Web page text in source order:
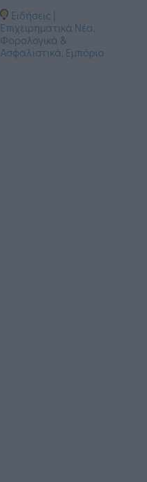
Ειδήσεις |
Επιχειρηματικά Νέα,
Φορολογικά &
Ασφαλιστικά, Εμπόριο